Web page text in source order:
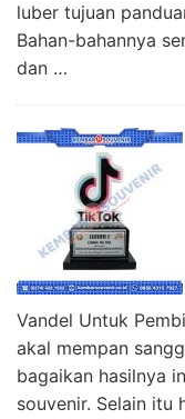
luber tujuan
Bahan-bahannya
dan …
Vandel Untuk
akal mempan
bagaikan hasilnya
souvenir. Selain itu